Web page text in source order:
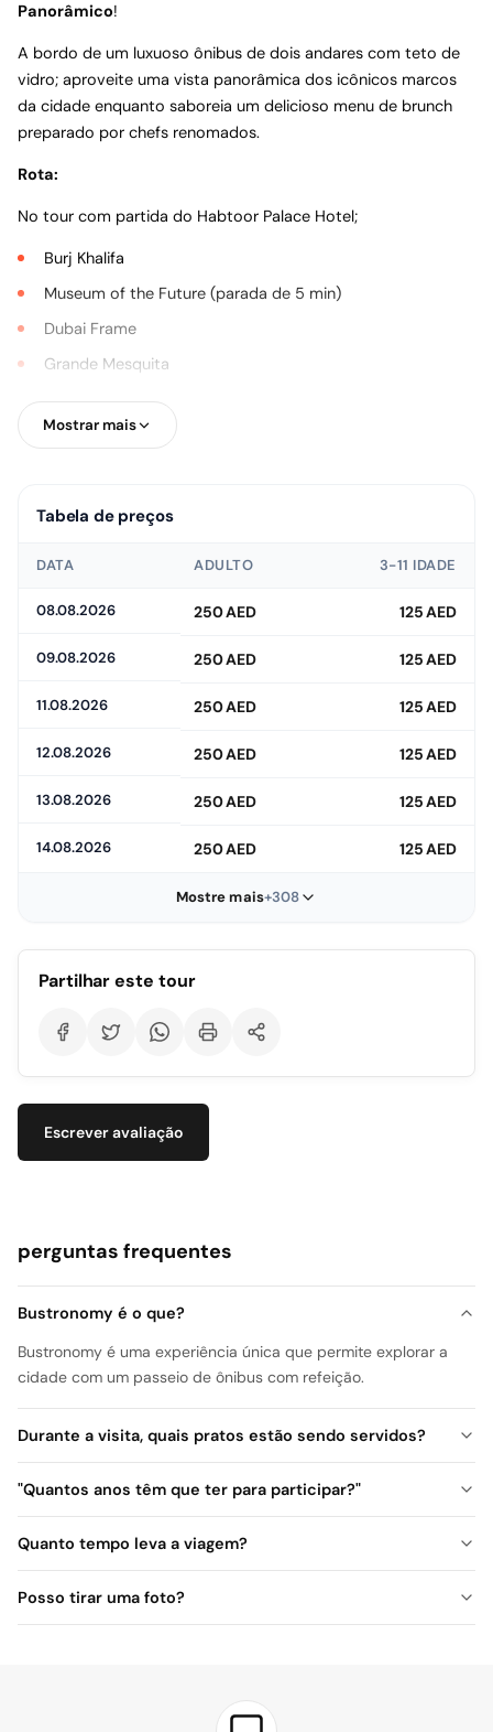
Panorâmico!
A bordo de um luxuoso ônibus de dois andares com teto de
vidro; aproveite uma vista panorâmica dos icônicos marcos
da cidade enquanto saboreia um delicioso menu de brunch
preparado por chefs renomados.
Rota:
No tour com partida do Habtoor Palace Hotel;
Burj Khalifa
Museum of the Future (parada de 5 min)
Dubai Frame
Grande Mesquita
Palácio Zaabeel
e outros pontos icônicos estão te esperando. O retorno é
Mostrar mais
Tabela de preços
DATA ADULTO 3-11 IDADE
08.08.2026 250 AED 125 AED
09.08.2026 250 AED 125 AED
11.08.2026 250 AED 125 AED
12.08.2026 250 AED 125 AED
13.08.2026 250 AED 125 AED
14.08.2026 250 AED 125 AED
Mostre mais+308
Partilhar este tour
Escrever avaliação
perguntas frequentes
Bustronomy é o que?
Bustronomy é uma experiência única que permite explorar a
cidade com um passeio de ônibus com refeição.
Durante a visita, quais pratos estão sendo servidos?
"Quantos anos têm que ter para participar?"
Quanto tempo leva a viagem?
Posso tirar uma foto?